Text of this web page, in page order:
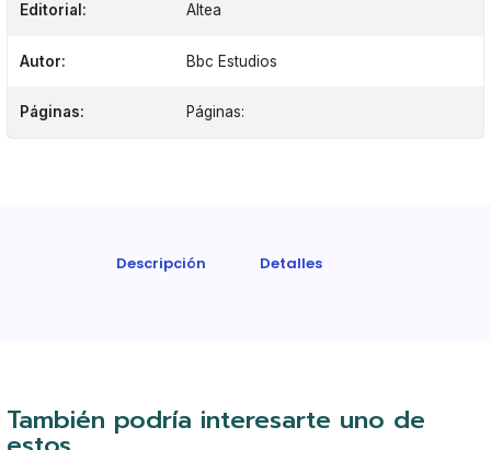
Editorial: Altea
Autor: Bbc Estudios
Páginas: Páginas:
Descripción Detalles
También podría interesarte uno de